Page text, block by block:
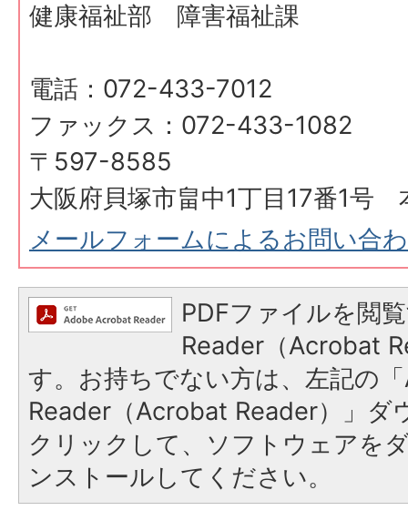
健康福祉部 障害福祉課
電話：072-433-7012
ファックス：072-433-1082
〒597-8585
大阪府貝塚市畠中1丁目17番1号
メールフォームによるお問い合
PDFファイルを閲
Reader（Acrobat
す。お持ちでない方は、左記の
Reader（Acrobat Reader）」ダ
クリックして、ソフトウェアを
ンストールしてください。